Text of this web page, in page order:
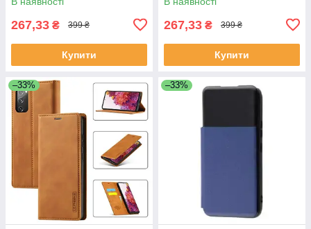
267,33 ₴ 399 ₴
Купити
267,33 ₴ 399 ₴
Купити
–33% –33%